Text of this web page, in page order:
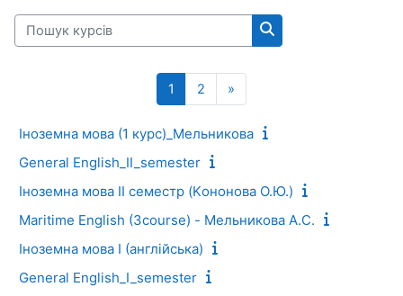
Пошук курсів
Пошук курсів
1 Сторінка 1
2 Сторінка 2
»
Іноземна мова (1 курс)_Мельникова
General English_II_semester
Іноземна мова ІІ семестр (Kононова О.Ю.)
Maritime English (3course) - Мельникова А.С.
Іноземна мова I (англійська)
General English_I_semester